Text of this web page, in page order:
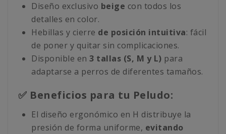
Diseño exclusivo beige con todos los
detalles en color.
Hebillas y cierre de posición intuitiva: fácil
de poner y quitar sin complicaciones.
Disponible en 3 tallas (S, M y L) para
adaptarse a perros de diferentes tamaños.
✅ Beneficios para tu Peludo:
El diseño ergonómico en H distribuye la
presión de forma uniforme, evitando